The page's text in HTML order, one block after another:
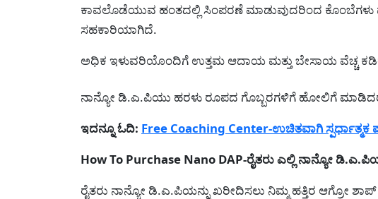
ಕಾವಲೊಡೆಯುವ ಹಂತದಲ್ಲಿ ಸಿಂಪರಣೆ ಮಾಡುವುದರಿಂದ ಕೊಂಬೆಗಳು
ಸಹಕಾರಿಯಾಗಿದೆ.
ಅಧಿಕ ಇಳುವರಿಯೊಂದಿಗೆ ಉತ್ತಮ ಆದಾಯ ಮತ್ತು ಬೇಸಾಯ ವೆಚ್ಚ
ನಾನ್ಯೋ ಡಿ.ಎ.ಪಿಯು ಹರಳು ರೂಪದ ಗೊಬ್ಬರಗಳಿಗೆ ಹೋಲಿಗೆ ಮಾಡಿದರೆ
ಇದನ್ನೂ ಓದಿ: Free Coaching Center-ಉಚಿತವಾಗಿ ಸ್ಪರ್ಧಾತ್ಮಕ
How To Purchase Nano DAP-ರೈತರು ಎಲ್ಲಿ ನಾನ್ಯೋ
ರೈತರು ನಾನ್ಯೋ ಡಿ.ಎ.ಪಿಯನ್ನು ಖರೀದಿಸಲು ನಿಮ್ಮ ಹತ್ತಿರ ಆಗ್ರೋ